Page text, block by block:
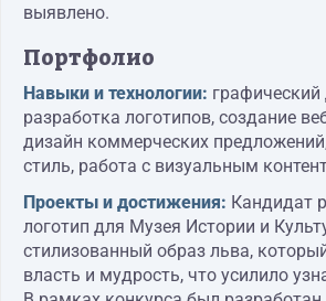
выявлено.
Портфолио
Навыки и технологии: графический
разработка логотипов, создание
дизайн коммерческих
стиль, работа с визуальным
Проекты и достижения: Кандидат
логотип для Музея Истории и
стилизованный образ льва,
власть и мудрость, что усилило